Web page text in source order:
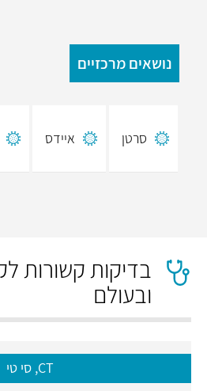
נושאים מרכזיים
סרטן איידס
בדיקות קשורות
ובעולם
CT, סי טי